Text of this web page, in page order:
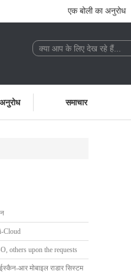
एक बोली का अनुरोध
समाचार
Cloud
others upon the requests
आर मोबाइल राडार सिस्टम